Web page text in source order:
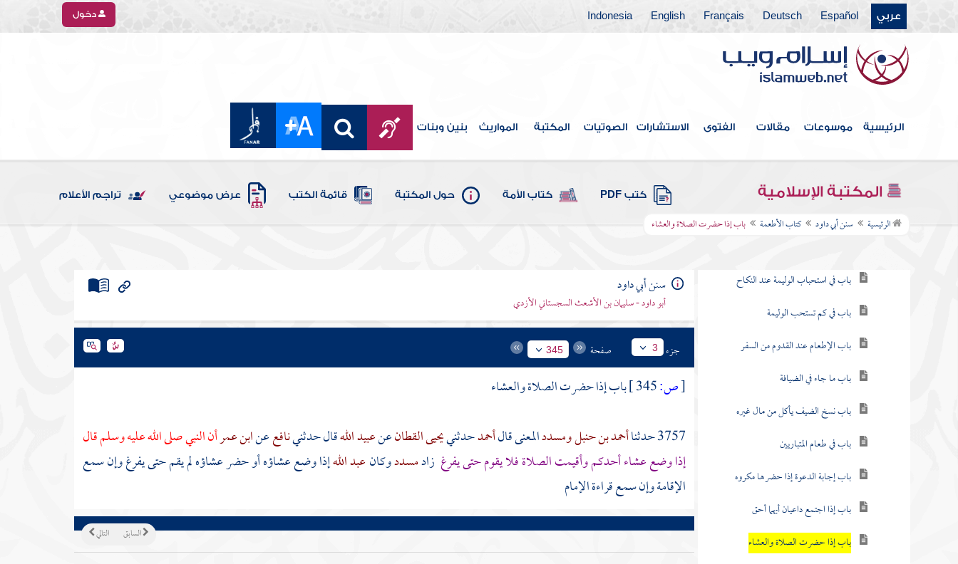
عربي Español
Deutsch
Français
English
Indonesia دخول
الرئيسية موسوعات مقالات الفتوى الاستشارات الصوتيات المكتبة المواريث بنين وبنات
المكتبة الإسلامية كتب PDF كتاب الأمة حول المكتبة قائمة الكتب عرض موضوعي تراجم الأعلام
الرئيسية سنن أبي داود كتاب الأطعمة باب إذا حضرت الصلاة والعشاء
كتاب الأيمان والنذور
كتاب البيوع
كتاب الإجارة
كتاب الأقضية
كتاب العلم
كتاب الأشربة
كتاب الأطعمة
باب في استحباب الوليمة عند النكاح
باب في كم تستحب الوليمة
باب الإطعام عند القدوم من السفر
باب ما جاء في الضيافة
باب نسخ الضيف يأكل من مال غيره
باب في طعام المتباريين
باب إجابة الدعوة إذا حضرها مكروه
باب إذا اجتمع داعيان أيهما أحق
باب إذا حضرت الصلاة والعشاء
سنن أبي داود
أبو داود - سليمان بن الأشعث السجستاني الأزدي
جزء 3 صفحة 345
[ص:
باب إذا حضرت الصلاة والعشاء
3757 حدثنا
أحمد بن حنبلومسددالمعنى قالأحمدحدثنييحيى القطانعنعبيد اللهقال حدثنينافععنابن عمرأن النبي صلى الله عليه وسلم قال
إذا وضع عشاء أحدكم وأقيمت الصلاة فلا يقوم حتى يفرغ زادمسددوكانعبد اللهإذا وضع عشاؤه أو حضر عشاؤه لم يقم حتى يفرغ وإن سمع
الإقامة وإن سمع قراءة الإمام
التالي السابق